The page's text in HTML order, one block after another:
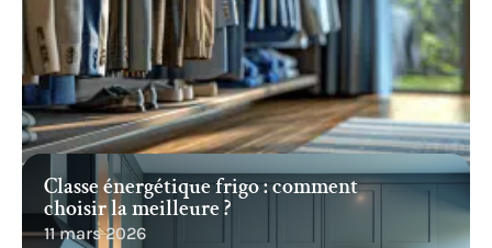
Classe énergétique frigo : comment
choisir la meilleure ?
11 mars 2026